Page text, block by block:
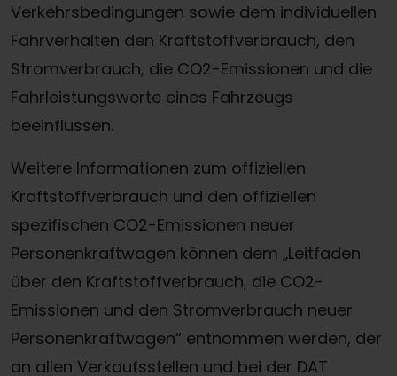
Verkehrsbedingungen sowie dem individuellen
Fahrverhalten den Kraftstoffverbrauch, den
Stromverbrauch, die CO2-Emissionen und die
Fahrleistungswerte eines Fahrzeugs
beeinflussen.
Weitere Informationen zum offiziellen
Kraftstoffverbrauch und den offiziellen
spezifischen CO2-Emissionen neuer
Personenkraftwagen können dem „Leitfaden
über den Kraftstoffverbrauch, die CO2-
Emissionen und den Stromverbrauch neuer
Personenkraftwagen“ entnommen werden, der
an allen Verkaufsstellen und bei der DAT
Termin online buchen